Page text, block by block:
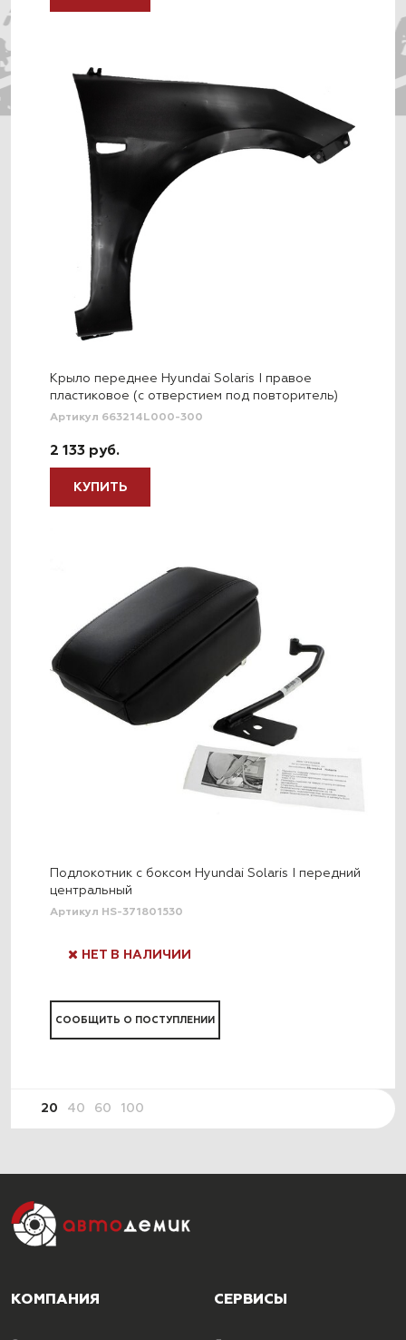
Крыло переднее Hyundai Solaris I правое
пластиковое (c отверстием под повторитель)
Артикул 663214L000-300
2 133 руб.
КУПИТЬ
Подлокотник с боксом Hyundai Solaris I передний
центральный
Артикул HS-371801530
НЕТ В НАЛИЧИИ
СООБЩИТЬ О ПОСТУПЛЕНИИ
20 40 60 100
КОМПАНИЯ СЕРВИСЫ